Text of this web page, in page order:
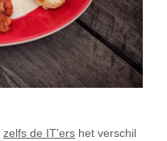
zelfs de IT'ers het verschil